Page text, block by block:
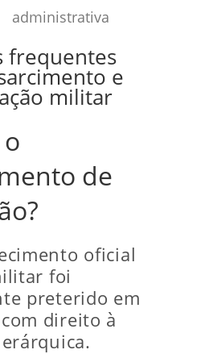
administrativa
frequentes
e
militar
de
oficial
foi
preterido em
direito à